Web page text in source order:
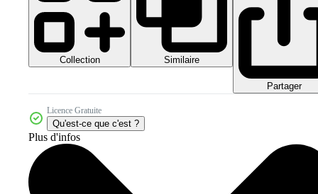
Collection Similaire
Partager
Licence Gratuite
Qu'est-ce que c'est ?
Plus d'infos